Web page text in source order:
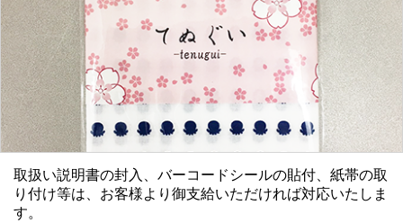
取扱い説明書の封入、バーコードシールの貼付、紙帯の取
り付け等は、お客様より御支給いただければ対応いたしま
す。